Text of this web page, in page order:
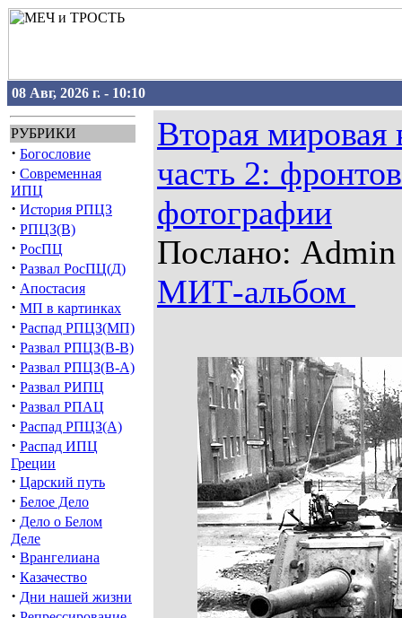
08 Авг, 2026 г. - 10:10
РУБРИКИ
· Богословие
· Современная
ИПЦ
· История РПЦЗ
· РПЦЗ(В)
· РосПЦ
· Развал РосПЦ(Д)
· Апостасия
· МП в картинках
· Распад РПЦЗ(МП)
· Развал РПЦЗ(В-В)
· Развал РПЦЗ(В-А)
· Развал РИПЦ
· Развал РПАЦ
· Распад РПЦЗ(А)
· Распад ИПЦ
Греции
· Царский путь
· Белое Дело
· Дело о Белом
Деле
· Врангелиана
· Казачество
· Дни нашей жизни
Вторая мировая
часть 2:
фотографии
Послано: Admin
МИТ-альбом